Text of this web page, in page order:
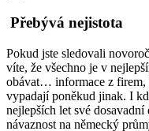
Přebývá nejistota
Pokud jste sledovali
víte, že všechno je v
obávat… informace z firem,
vypadají poněkud jinak. I
nejlepších let své
návaznost na německý